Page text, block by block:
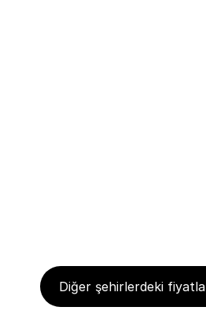
Diğer şehirlerdeki